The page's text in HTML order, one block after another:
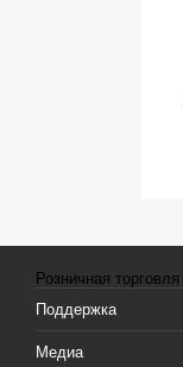
Розничная торговля
Поддержка
Медиа